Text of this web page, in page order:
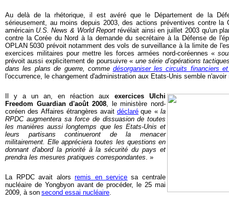
Au delà de la rhétorique, il est avéré que le Département de la
sérieusement, au moins depuis 2003, des actions préventives contre la
américain U.S. News & World Report révélait ainsi en juillet 2003 qu'un
contre la Corée du Nord à la demande du secrétaire à la Défense de
OPLAN 5030 prévoit notamment des vols de surveillance à la limite de
exercices militaires pour mettre les forces armées nord-coréennes «
prévoit aussi explicitement de poursuivre « une série d’opérations
dans les plans de guerre, comme désorganiser les circuits financiers
l'occurrence, le changement d'administration aux Etats-Unis semble n'avoir
Il y a un an, en réaction aux exercices Ulchi
Freedom Guardian d'août 2008, le ministère nord-
coréen des Affaires étrangères avait déclaré que « la
RPDC augmentera sa force de dissuasion de toutes
les manières aussi longtemps que les Etats-Unis et
leurs partisans continueront de la menacer
militairement. Elle appréciera toutes les questions en
donnant d'abord la priorité à la sécurité du pays et
prendra les mesures pratiques correspondantes. »
La RPDC avait alors remis en service sa centrale
nucléaire de Yongbyon avant de procéder, le 25 mai
2009, à son second essai nucléaire.